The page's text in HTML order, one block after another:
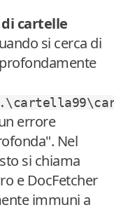
cartelle
si cerca di
errore
Nel
si chiama
e DocFetcher
immuni a